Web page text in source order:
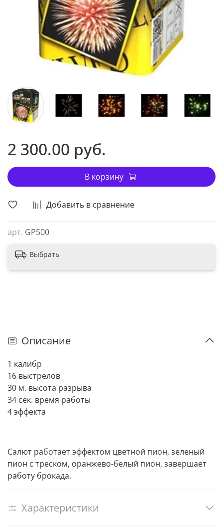
Добавить в сравнение
арт. GP500
2 300.00 руб.
В корзину
Выбрать
Описание
1 калибр
16 выстрелов
30 м. высота разрыва
34 сек. время работы
4 эффекта
Салют работает эффектом цветной пион, зеленый
пион с треском, оранжево-белый пион, завершает
работу брокада.
Характеристики